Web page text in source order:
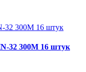
32 300М 16 штук